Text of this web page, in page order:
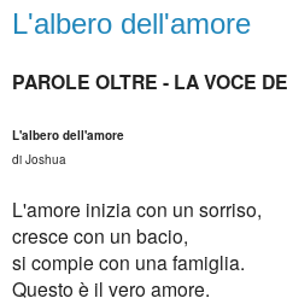
L'albero dell'amore
PAROLE OLTRE - LA VOCE
L'albero dell'amore
di Joshua
L'amore inizia con un sorriso,
cresce con un bacio,
si compie con una famiglia.
Questo è il vero amore.